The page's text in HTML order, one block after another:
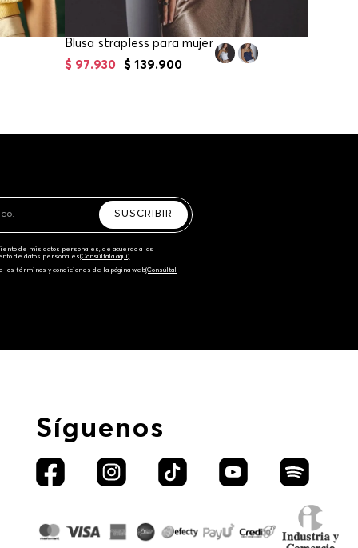
Blusa strapless para mujer
$ 139.900
$ 97.930
SUSCRIBIR
de mis datos personales, de acuerdo a las
de datos personales‎(Consúltala aquí)
los términos y condiciones de la página web‎(Consúltal
Síguenos